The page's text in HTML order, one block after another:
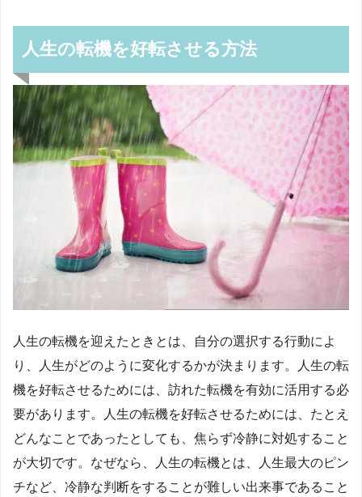
人生の転機を好転させる方法
人生の転機を迎えたときとは、自分の選択する行動によ
り、人生がどのように変化するかが決まります。人生の転
機を好転させるためには、訪れた転機を有効に活用する必
要があります。人生の転機を好転させるためには、たとえ
どんなことであったとしても、焦らず冷静に対処すること
が大切です。なぜなら、人生の転機とは、人生最大のピン
チなど、冷静な判断をすることが難しい出来事であること